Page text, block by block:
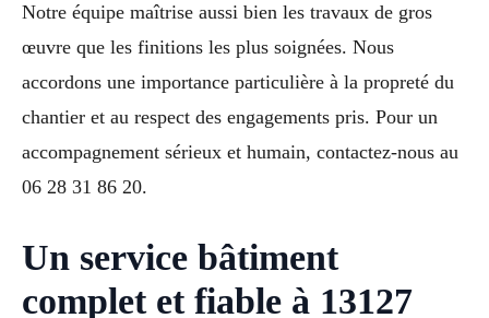
Notre équipe maîtrise aussi bien les travaux de gros
œuvre que les finitions les plus soignées. Nous
accordons une importance particulière à la propreté du
chantier et au respect des engagements pris. Pour un
accompagnement sérieux et humain, contactez-nous au
06 28 31 86 20.
Un service bâtiment
complet et fiable à 13127